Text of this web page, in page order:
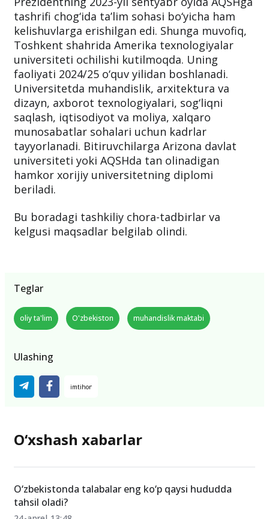
tashrifi chog‘ida ta’lim sohasi bo‘yicha ham
kelishuvlarga erishilgan edi. Shunga muvofiq,
Toshkent shahrida Amerika texnologiyalar
universiteti ochilishi kutilmoqda. Uning
faoliyati 2024/25 o‘quv yilidan boshlanadi.
Universitetda muhandislik, arxitektura va
dizayn, axborot texnologiyalari, sog‘liqni
saqlash, iqtisodiyot va moliya, xalqaro
munosabatlar sohalari uchun kadrlar
tayyorlanadi. Bitiruvchilarga Arizona davlat
universiteti yoki AQSHda tan olinadigan
hamkor xorijiy universitetning diplomi
beriladi.
Bu boradagi tashkiliy chora-tadbirlar va
kelgusi maqsadlar belgilab olindi.
Teglar
oliy ta'lim O'zbekiston muhandislik maktabi
Ulashing
O‘xshash xabarlar
O‘zbekistonda talabalar eng ko‘p qaysi hududda
tahsil oladi?